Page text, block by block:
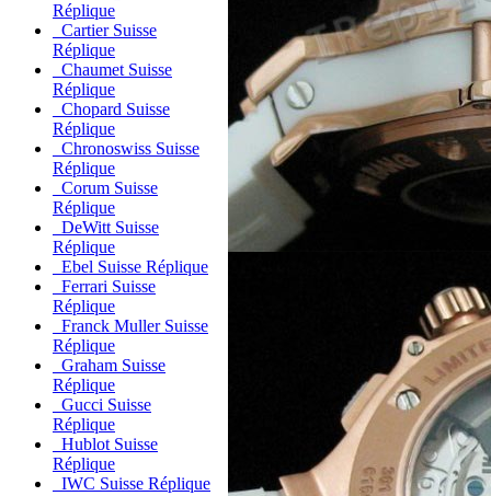
Réplique
Cartier Suisse
Réplique
Chaumet Suisse
Réplique
Chopard Suisse
Réplique
Chronoswiss Suisse
Réplique
Corum Suisse
Réplique
DeWitt Suisse
Réplique
Ebel Suisse Réplique
Ferrari Suisse
Réplique
Franck Muller Suisse
Réplique
Graham Suisse
Réplique
Gucci Suisse
Réplique
Hublot Suisse
Réplique
IWC Suisse Réplique